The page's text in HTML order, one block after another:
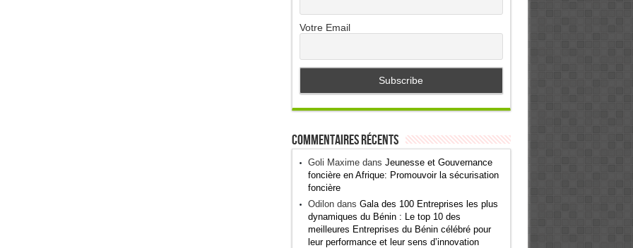
Votre Email
Commentaires récents
Goli Maximedans Jeunesse et Gouvernance
foncière en Afrique: Promouvoir la sécurisation
foncière
Odilondans Gala des 100 Entreprises les plus
dynamiques du Bénin : Le top 10 des
meilleures Entreprises du Bénin célébré pour
leur performance et leur sens d’innovation